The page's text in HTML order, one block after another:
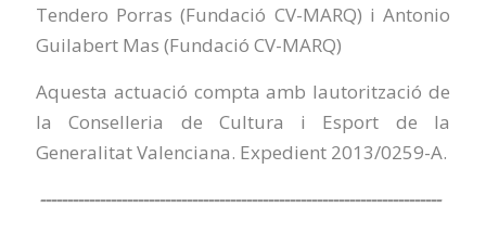
Tendero Porras (Fundació CV-MARQ) i Antonio
Guilabert Mas (Fundació CV-MARQ)
Aquesta actuació compta amb lautorització de
la Conselleria de Cultura i Esport de la
Generalitat Valenciana. Expedient 2013/0259-A.
--------------------------------------------------------------------------